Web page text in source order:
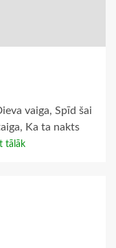
vaiga, Spīd šai
Ka ta nakts
tālāk